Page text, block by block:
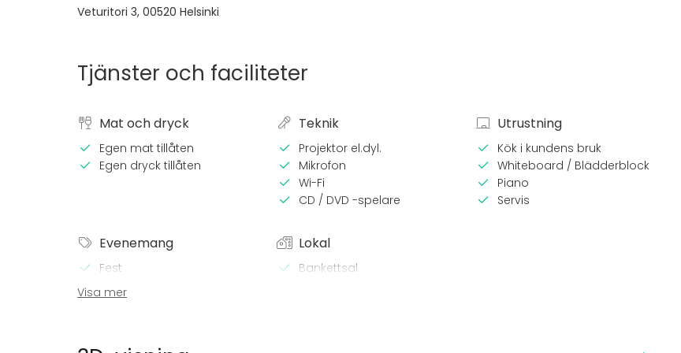
Veturitori 3, 00520 Helsinki
Tjänster och faciliteter
Mat och dryck
Egen mat tillåten
Egen dryck tillåten
Teknik
Projektor el.dyl.
Mikrofon
Wi-Fi
CD / DVD -spelare
Utrustning
Kök i kundens bruk
Whiteboard / Blädderblock
Piano
Servis
Evenemang
Fest
Spa / relax / bastu
Lokal
Bankettsal
Visa mer